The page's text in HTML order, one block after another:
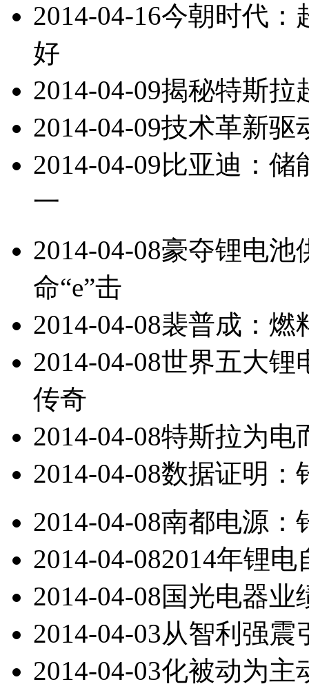
2014-04-16今朝时代：
好
2014-04-09揭秘特斯拉
2014-04-09技术革新驱
2014-04-09比亚迪：储
一
2014-04-08豪夺锂电池
命“e”击
2014-04-08裴普成：燃
2014-04-08世界五大锂
传奇
2014-04-08特斯拉为电
2014-04-08数据证明：
2014-04-08南都电源：
2014-04-082014年锂电
2014-04-08国光电器业
2014-04-03从智利强震
2014-04-03化被动为主